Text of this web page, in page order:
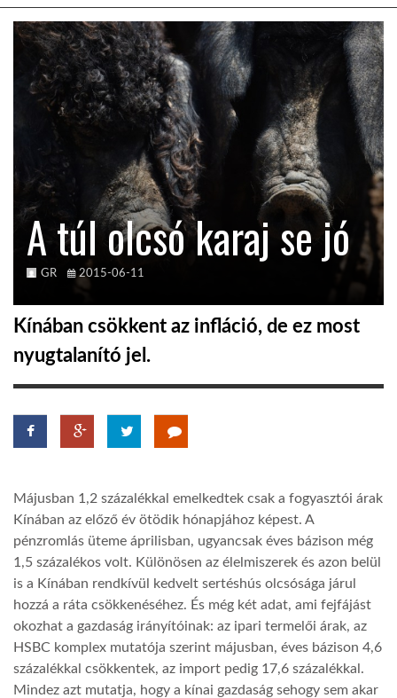
HÍR3D
TROPICALMAGAZIN
GLOBOTV
AFRIKA TUDÁSTÁR
A NAP SZÉPE
LINKTR.EE
GLOBOZSARU
LATIMO.HU
GLOBOBOOK
A túl olcsó karaj se jó
GR 2015-06-11
Kínában csökkent az infláció, de ez most
nyugtalanító jel.
Májusban 1,2 százalékkal emelkedtek csak a fogyasztói árak
Kínában az előző év ötödik hónapjához képest. A
pénzromlás üteme áprilisban, ugyancsak éves bázison még
1,5 százalékos volt. Különösen az élelmiszerek és azon belül
is a Kínában rendkívül kedvelt sertéshús olcsósága járul
hozzá a ráta csökkenéséhez. És még két adat, ami fejfájást
okozhat a gazdaság irányítóinak: az ipari termelői árak, az
HSBC komplex mutatója szerint májusban, éves bázison 4,6
százalékkal csökkentek, az import pedig 17,6 százalékkal.
Mindez azt mutatja, hogy a kínai gazdaság sehogy sem akar